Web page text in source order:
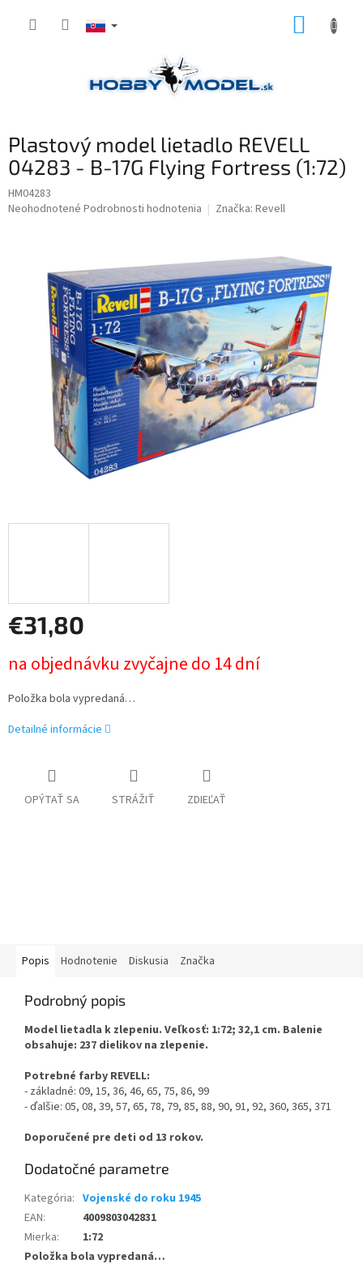
Plastový model lietadlo REVELL
04283 - B-17G Flying Fortress (1:72)
HM04283
Priemerné
hviezdičiek.
Neohodnotené Podrobnosti hodnotenia Značka: Revell
€31,80
cena:
na objednávku zvyčajne do 14 dní
Položka bola vypredaná…
Detailné informácie
OPÝTAŤ SA STRÁŽIŤ ZDIEĽAŤ
Popis Hodnotenie Diskusia Značka
Podrobný popis
Model lietadla k zlepeniu. Veľkosť: 1:72; 32,1 cm. Balenie
obsahuje: 237 dielikov na zlepenie.
Potrebné farby REVELL:
- základné: 09, 15, 36, 46, 65, 75, 86, 99
- ďalšie: 05, 08, 39, 57, 65, 78, 79, 85, 88, 90, 91, 92, 360, 365, 371
Doporučené pre deti od 13 rokov.
Dodatočné parametre
Kategória: Vojenské do roku 1945
EAN:
4009803042831
Mierka:
1:72
Položka bola vypredaná…